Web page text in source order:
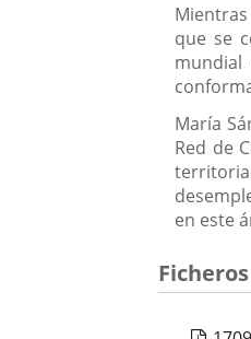
que se
María
Red de
en este